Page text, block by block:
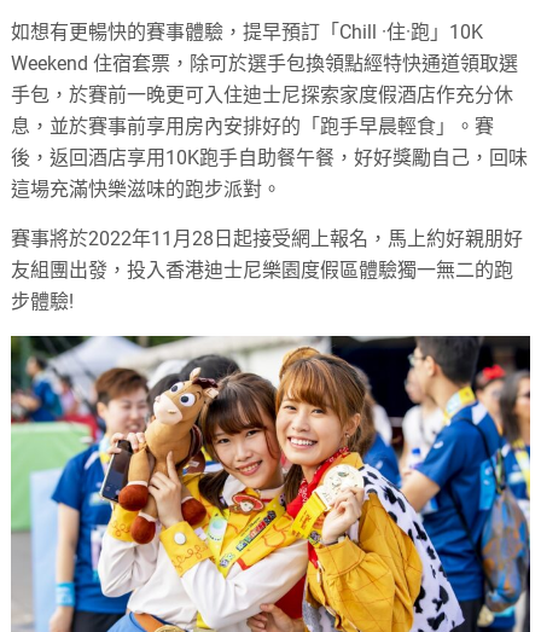
如想有更暢快的賽事體驗，提早預訂「Chill ·住·跑」10K
Weekend 住宿套票，除可於選手包換領點經特快通道領取選
手包，於賽前一晚更可入住迪士尼探索家度假酒店作充分休
息，並於賽事前享用房內安排好的「跑手早晨輕食」。賽
後，返回酒店享用10K跑手自助餐午餐，好好獎勵自己，回味
這場充滿快樂滋味的跑步派對。
賽事將於2022年11月28日起接受網上報名，馬上約好親朋好
友組團出發，投入香港迪士尼樂園度假區體驗獨一無二的跑
步體驗!